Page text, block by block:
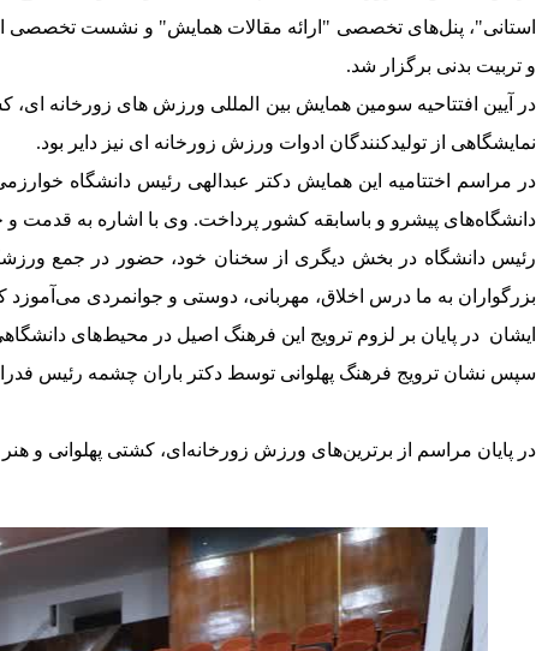
استانی"، پنل‌های تخصصی "ارائه مقالات همایش" و نشست تخصصی
و تربیت بدنی برگزار شد.
در آیین افتتاحیه سومین همایش بین المللی ورزش های زورخانه
نمایشگاهی از تولیدکنندگان ادوات ورزش زورخانه ای نیز دایر بود.
در مراسم اختتامیه این همایش دکتر عبدالهی رئیس دانشگاه
دانشگاه‌های پیشرو و باسابقه کشور پرداخت. وی با اشاره به قدمت
رئیس دانشگاه در بخش دیگری از سخنان خود، حضور در جمع
بزرگواران به ما درس اخلاق، مهربانی، دوستی و جوانمردی
ایشان در پایان بر لزوم ترویج این فرهنگ اصیل در محیط‌های
سپس نشان ترویج فرهنگ پهلوانی توسط دکتر باران چشمه رئیس
در پایان مراسم از برترین‌های ورزش زورخانه‌ای، کشتی پهلوانی و